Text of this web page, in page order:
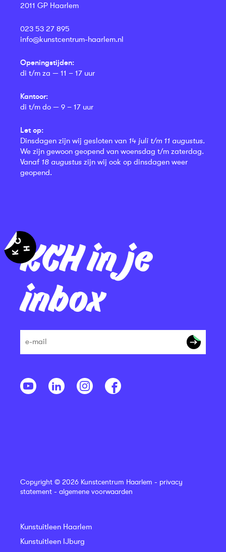
KCH in je
inbox
2011 GP Haarlem
023 53 27 895
info@kunstcentrum-haarlem.nl
Openingstijden:
di t/m za — 11 – 17 uur
Kantoor:
di t/m do — 9 – 17 uur
Let op:
Dinsdagen zijn wij gesloten van 14 juli t/m 11 augustus.
We zijn gewoon geopend van woensdag t/m zaterdag.
Vanaf 18 augustus zijn wij ook op dinsdagen weer
geopend.
Copyright © 2026 Kunstcentrum Haarlem - privacy
statement - algemene voorwaarden
Kunstuitleen Haarlem
Kunstuitleen IJburg